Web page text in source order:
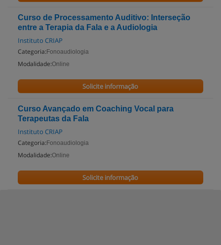
Curso de Processamento Auditivo: Interseção
entre a Terapia da Fala e a Audiologia
Instituto CRIAP
Categoria: Fonoaudiologia
Modalidade:Online
Solicite informação
Curso Avançado em Coaching Vocal para
Terapeutas da Fala
Instituto CRIAP
Categoria: Fonoaudiologia
Modalidade:Online
Solicite informação